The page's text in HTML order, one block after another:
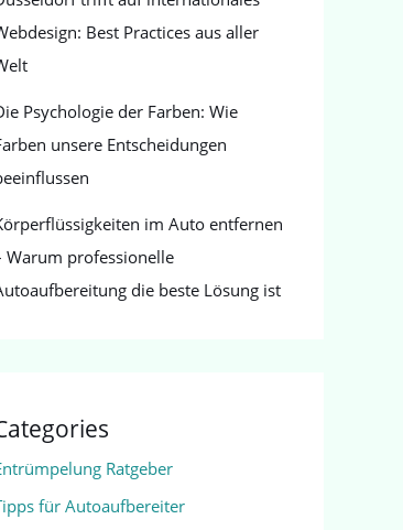
Best Practices aus aller
Psychologie der Farben: Wie
unsere Entscheidungen
im Auto entfernen
Warum professionelle
die beste Lösung ist
Ratgeber
für Autoaufbereiter